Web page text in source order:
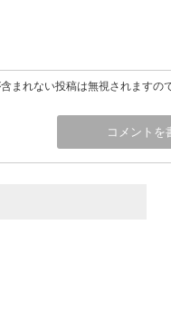
まれない投稿は無視されますの